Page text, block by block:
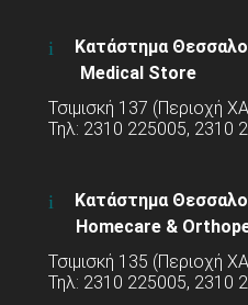
Κατάστημα
Medical Store
Τσιμισκή 137 (Περιοχή
Τηλ: 2310 225005, 2310
Κατάστημα
Homecare &
Τσιμισκή 135 (Περιοχή
Τηλ: 2310 225005, 2310